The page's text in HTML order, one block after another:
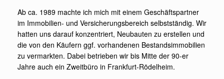
Ab ca. 1989 machte ich mich mit einem Geschäftspartner
im Immobilien- und Versicherungsbereich selbstständig. Wir
hatten uns darauf konzentriert, Neubauten zu erstellen und
die von den Käufern ggf. vorhandenen Bestandsimmobilien
zu vermarkten. Dabei betrieben wir bis Mitte der 90-er
Jahre auch ein Zweitbüro in Frankfurt-Rödelheim.